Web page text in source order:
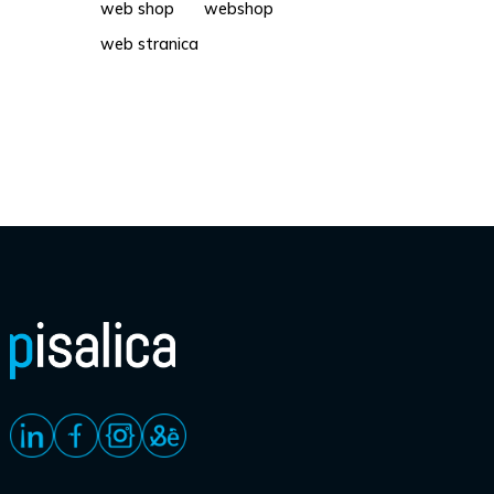
web shop
webshop
web stranica